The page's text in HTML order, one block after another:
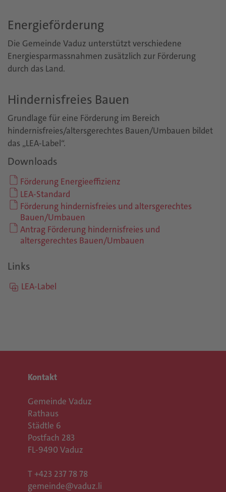
Energieförderung
Die Gemeinde Vaduz unterstützt verschiedene
Energiesparmassnahmen zusätzlich zur Förderung
durch das Land.
Hindernisfreies Bauen
Grundlage für eine Förderung im Bereich
hindernisfreies/altersgerechtes Bauen/Umbauen bildet
das „LEA-Label“.
Downloads
Förderung Energieeffizienz
LEA-Standard
Förderung hindernisfreies und altersgerechtes
Bauen/Umbauen
Antrag Förderung hindernisfreies und
altersgerechtes Bauen/Umbauen
Links
LEA-Label
Kontakt
Gemeinde Vaduz
Rathaus
Städtle 6
Postfach 283
FL-9490 Vaduz
T +423 237 78 78
gemeinde@vaduz.li